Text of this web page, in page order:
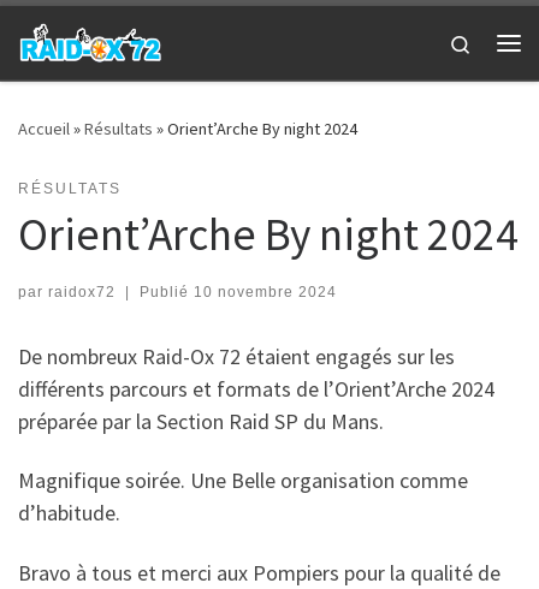
Passer au contenu
Search
Accueil»Résultats »Orient’Arche By night 2024
RÉSULTATS
Orient’Arche By night 2024
par raidox72 | Publié 10 novembre 2024
De nombreux Raid-Ox 72 étaient engagés sur les
différents parcours et formats de l’Orient’Arche 2024
préparée par la Section Raid SP du Mans.
Magnifique soirée. Une Belle organisation comme
d’habitude.
Bravo à tous et merci aux Pompiers pour la qualité de